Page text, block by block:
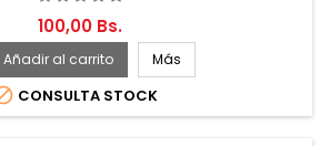
100,00 Bs.
Añadir al carrito Más
CONSULTA STOCK